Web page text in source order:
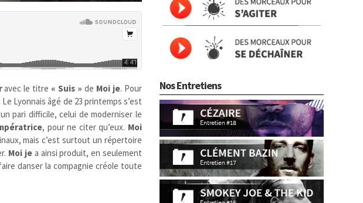
avec le titre « Suis » de Moi je. Pour
Lyonnais âgé de 23 printemps s’est
pari difficile, celui de moderniser le
, pour ne citer qu’eux. Moi
mais c’est surtout un répertoire
Moi je a ainsi produit, en seulement
danser la compagnie créole toute
Nos Entretiens